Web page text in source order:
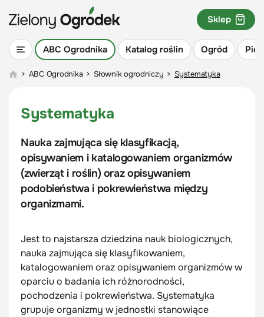
ABC Ogrodnika Katalog roślin Ogród
Sklep
> ABC Ogrodnika > Słownik ogrodniczy > Systematyka
Systematyka
Nauka zajmująca się klasyfikacją,
opisywaniem i katalogowaniem organizmów
(zwierząt i roślin) oraz opisywaniem
podobieństwa i pokrewieństwa między
organizmami.
Jest to najstarsza dziedzina nauk biologicznych,
nauka zajmująca się klasyfikowaniem,
katalogowaniem oraz opisywaniem organizmów w
oparciu o badania ich różnorodności,
pochodzenia i pokrewieństwa. Systematyka
grupuje organizmy w jednostki stanowiące